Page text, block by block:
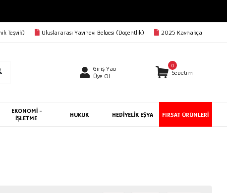
Teşvik) Uluslararası Yayınevi Belgesi (Doçentlik) 2025 Kaynakça
Giriş Yap
Üye Ol
0
Sepetim
EKONOMİ -
İŞLETME
HUKUK HEDİYELİK EŞYA FIRSAT ÜRÜNLERİ